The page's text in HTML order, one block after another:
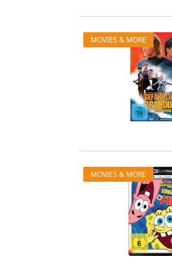
MOVIES & MORE
MOVIES & MORE